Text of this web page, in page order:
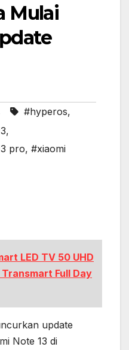
Mulai
#hyperos,
,
pro, #xiaomi
LED TV 50 UHD
Full Day
update
Note 13 di